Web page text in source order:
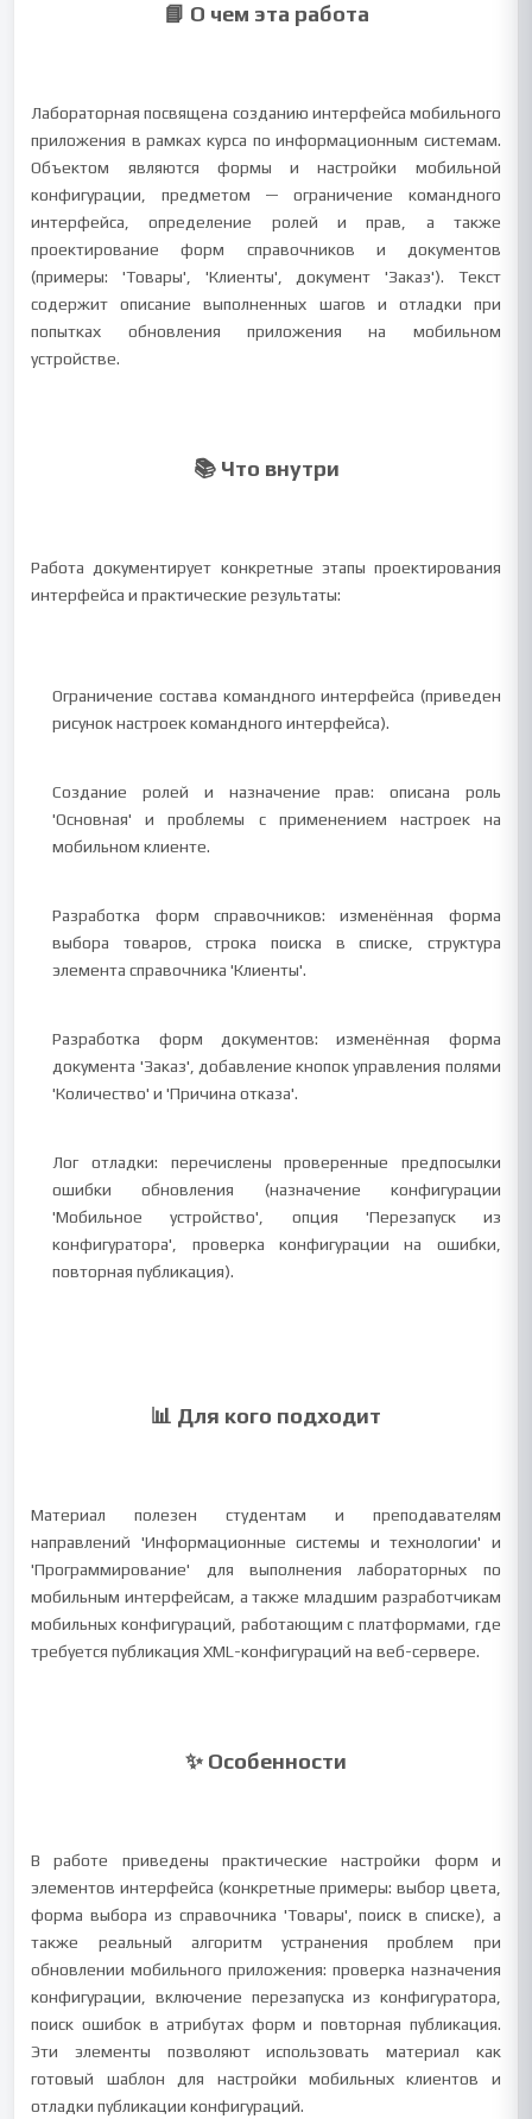
📘 О чем эта работа
Лабораторная посвящена созданию интерфейса мобильного
приложения в рамках курса по информационным системам.
Объектом являются формы и настройки мобильной
конфигурации, предметом — ограничение командного
интерфейса, определение ролей и прав, а также
проектирование форм справочников и документов
(примеры: 'Товары', 'Клиенты', документ 'Заказ'). Текст
содержит описание выполненных шагов и отладки при
попытках обновления приложения на мобильном
устройстве.
📚 Что внутри
Работа документирует конкретные этапы проектирования
интерфейса и практические результаты:
Ограничение состава командного интерфейса (приведен
рисунок настроек командного интерфейса).
Создание ролей и назначение прав: описана роль
'Основная' и проблемы с применением настроек на
мобильном клиенте.
Разработка форм справочников: изменённая форма
выбора товаров, строка поиска в списке, структура
элемента справочника 'Клиенты'.
Разработка форм документов: изменённая форма
документа 'Заказ', добавление кнопок управления полями
'Количество' и 'Причина отказа'.
Лог отладки: перечислены проверенные предпосылки
ошибки обновления (назначение конфигурации
'Мобильное устройство', опция 'Перезапуск из
конфигуратора', проверка конфигурации на ошибки,
повторная публикация).
📊 Для кого подходит
Материал полезен студентам и преподавателям
направлений 'Информационные системы и технологии' и
'Программирование' для выполнения лабораторных по
мобильным интерфейсам, а также младшим разработчикам
мобильных конфигураций, работающим с платформами, где
требуется публикация XML-конфигураций на веб-сервере.
✨ Особенности
В работе приведены практические настройки форм и
элементов интерфейса (конкретные примеры: выбор цвета,
форма выбора из справочника 'Товары', поиск в списке), а
также реальный алгоритм устранения проблем при
обновлении мобильного приложения: проверка назначения
конфигурации, включение перезапуска из конфигуратора,
поиск ошибок в атрибутах форм и повторная публикация.
Эти элементы позволяют использовать материал как
готовый шаблон для настройки мобильных клиентов и
отладки публикации конфигураций.